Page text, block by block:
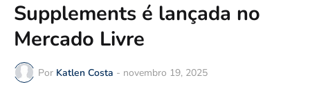
Supplements é lançada no
Mercado Livre
Por Katlen Costa - novembro 19, 2025